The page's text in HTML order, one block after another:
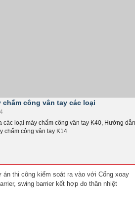
công vân tay các loại
các loại máy chấm công vân tay K40, Hướng dẫn
chấm công vân tay K14
án thi công kiểm soát ra vào với Cổng xoay
swing barrier kết hợp đo thân nhiệt